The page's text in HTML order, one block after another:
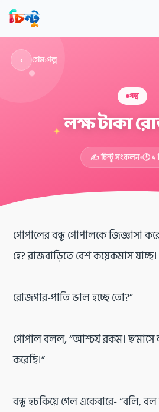
✦
‹ হোম›গল্প
গল্প
লক্ষ টাকা
✍️ চিন্টু সংকলন 🕒 ১
গোপালের বন্ধু গোপালকে জিজ্ঞাসা
হে? রাজবাড়িতে বেশ কয়েকমাস যাচ্ছ।
রোজগার-পাতি ভাল হচ্ছে তো?”
গোপাল বলল, “আশ্চর্য রকম।
করেছি।”
বন্ধু হচকিয়ে গেল একেবারে- “বলি,